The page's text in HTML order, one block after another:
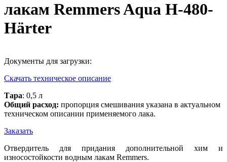
лакам Remmers Aqua H-480-
Härter
Документы для загрузки:
Скачать техническое описание
Тара: 0,5 л
Общий расход: пропорция смешивания указана в актуальном
техническом описании применяемого лака.
Заказать
Отвердитель для придания дополнительной хим и
износостойкости водным лакам Remmers.